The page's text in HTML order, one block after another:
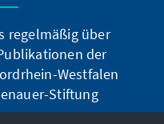
regelmäßig über
der
Westfalen
Stiftung